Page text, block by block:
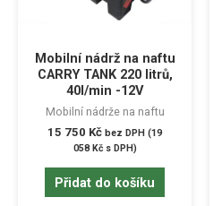
Mobilní nádrž na naftu
CARRY TANK 220 litrů,
40l/min -12V
Mobilní nádrže na naftu
15 750 Kč bez DPH (19
058 Kčs DPH)
Přidat do košíku